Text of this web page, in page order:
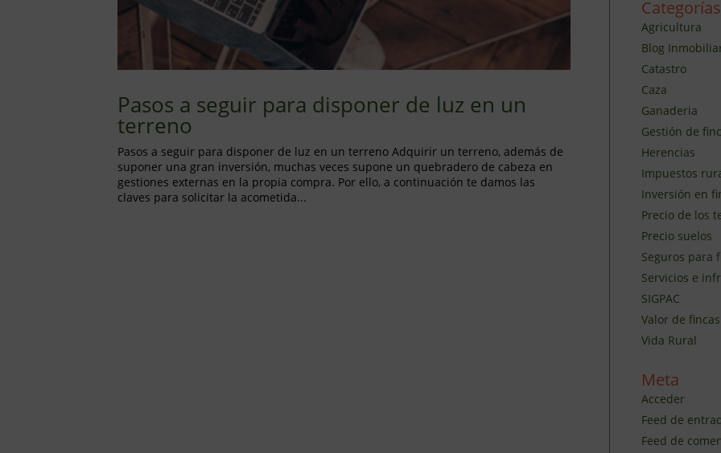
Pasos a seguir para disponer de luz en un
terreno
Pasos a seguir para disponer de luz en un terreno Adquirir un terreno, además de
suponer una gran inversión, muchas veces supone un quebradero de cabeza en
gestiones externas en la propia compra. Por ello, a continuación te damos las
claves para solicitar la acometida...
Categorías
Agricultura
Blog
Catastro
Caza
Ganaderia
Gestión de
Herencias
Impuestos
Inversión en
Precio de los
Precio suelos
Seguros para
Servicios e
SIGPAC
Valor de fincas
Vida Rural
Meta
Acceder
Feed de
Feed de